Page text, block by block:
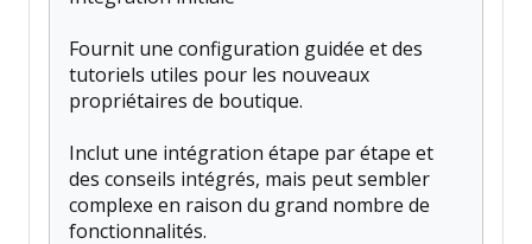
Fournit une configuration guidée et des
tutoriels utiles pour les nouveaux
propriétaires de boutique.
Inclut une intégration étape par étape et
des conseils intégrés, mais peut sembler
complexe en raison du grand nombre de
fonctionnalités.